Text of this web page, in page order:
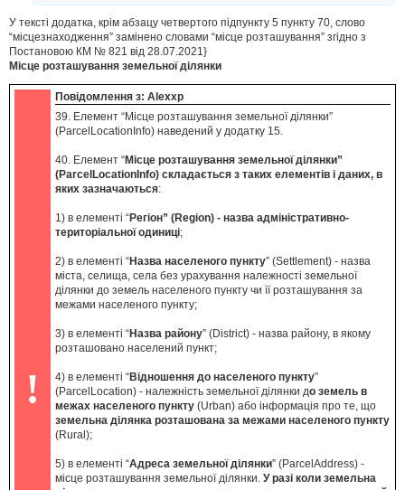
л
е
н
н
У тексті додатка, крім абзацу четвертого підпункту 5 пункту 70, слово
“місцезнаходження” замінено словами “місце розташування” згідно з
Постановою КМ № 821 від 28.07.2021}
Місце розташування земельної ділянки
!
Повідомлення з: Alexxp
39. Елемент “Місце розташування земельної ділянки”
(ParcelLocationInfo) наведений у додатку 15.
40. Елемент “Місце розташування земельної ділянки”
(ParcelLocationInfo) складається з таких елементів і даних, в
яких зазначаються:
1) в елементі “Регіон” (Region) - назва адміністративно-
територіальної одиниці;
2) в елементі “Назва населеного пункту” (Settlement) - назва
міста, селища, села без урахування належності земельної
ділянки до земель населеного пункту чи її розташування за
межами населеного пункту;
3) в елементі “Назва району” (District) - назва району, в якому
розташовано населений пункт;
4) в елементі “Відношення до населеного пункту”
(ParcelLocation) - належність земельної ділянки до земель в
межах населеного пункту (Urban) або інформація про те, що
земельна ділянка розташована за межами населеного пункту
(Rural);
5) в елементі “Адреса земельної ділянки” (ParcelAddress) -
місце розташування земельної ділянки. У разі коли земельна